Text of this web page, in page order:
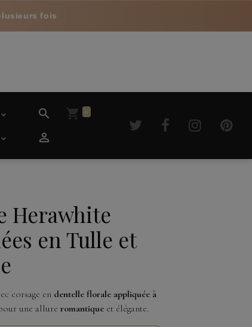
fois
0
Herawhite
en Tulle et
corsage en dentelle florale appliquée à
une allure romantique et élégante.